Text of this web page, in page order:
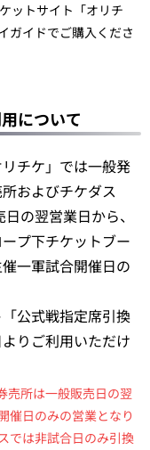
ットサイト「オリチ
ガイドでご購入くださ
について
チケ」では一般発
およびチケダス
の翌営業日から、
プ下チケットブー
一軍試合開催日の
公式戦指定席引換
りご利用いただけ
所は一般販売日の翌
催日のみの営業となり
では非試合日のみ引換